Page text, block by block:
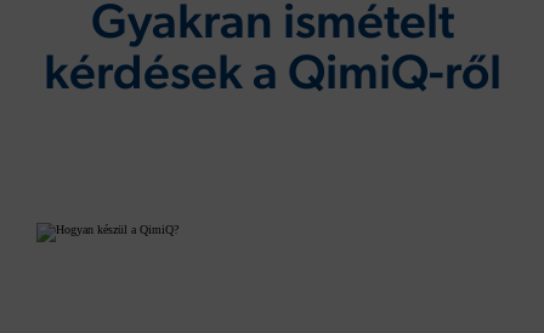
Gyakran ismételt
kérdések a QimiQ-ről